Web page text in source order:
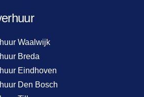
Waalwijk
Breda
Eindhoven
Den Bosch